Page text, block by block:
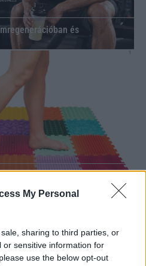
My Personal
sharing to third parties, or
or sensitive information for
use the below opt-out
és